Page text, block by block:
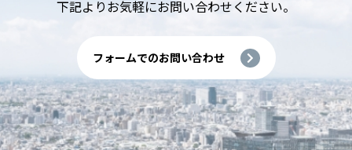
下記よりお気軽にお問い合わせください。
フォームでのお問い合わせ